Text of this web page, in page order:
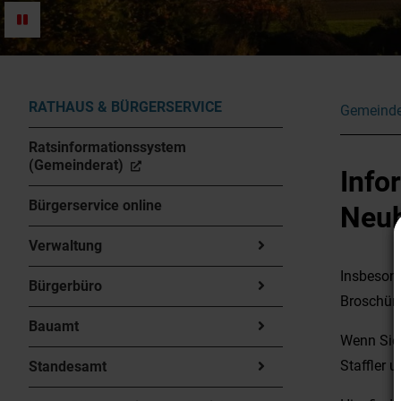
RATHAUS & BÜRGERSERVICE
Ratsinformationssystem
(Gemeinderat)
Bürgerservice online
Verwaltung
Bürgerbüro
Bauamt
Standesamt
Wenn
Staffler